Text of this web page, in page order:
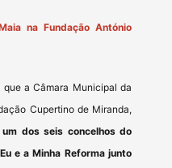
na Fundação António
a Câmara Municipal da
Cupertino de Miranda,
um dos seis concelhos do
e a Minha Reforma junto